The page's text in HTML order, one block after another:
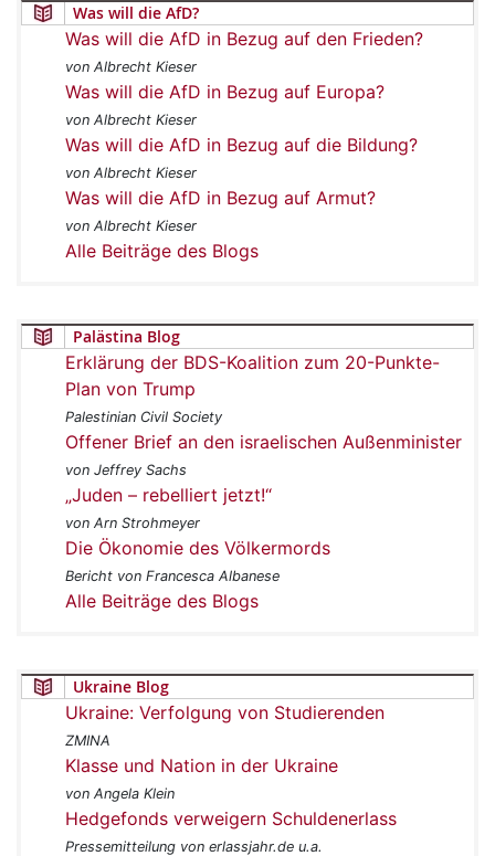
Was will die AfD?
Was will die AfD in Bezug auf den Frieden?
von Albrecht Kieser
Was will die AfD in Bezug auf Europa?
von Albrecht Kieser
Was will die AfD in Bezug auf die Bildung?
von Albrecht Kieser
Was will die AfD in Bezug auf Armut?
von Albrecht Kieser
Alle Beiträge des Blogs
Palästina Blog
Erklärung der BDS-Koalition zum 20-Punkte-
Plan von Trump
Palestinian Civil Society
Offener Brief an den israelischen Außenminister
von Jeffrey Sachs
„Juden – rebelliert jetzt!“
von Arn Strohmeyer
Die Ökonomie des Völkermords
Bericht von Francesca Albanese
Alle Beiträge des Blogs
Ukraine Blog
Ukraine: Verfolgung von Studierenden
ZMINA
Klasse und Nation in der Ukraine
von Angela Klein
Hedgefonds verweigern Schuldenerlass
Pressemitteilung von erlassjahr.de u.a.